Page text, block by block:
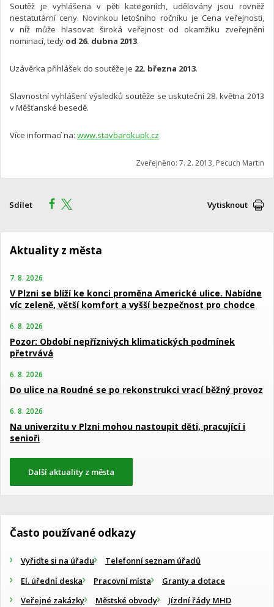
Soutěž je vyhlášena v pěti kategoriích, udělovány jsou rovněž
nestatutární ceny. Novinkou letošního ročníku je Cena veřejnosti,
v níž může hlasovat široká veřejnost od okamžiku zveřejnění
nominací, tedy od 26. dubna 2013.
Uzávěrka přihlášek do soutěže je 22. března 2013.
Slavnostní vyhlášení výsledků soutěže se uskuteční 28. května 2013
v Měšťanské besedě.
Více informací na: www.stavbarokupk.cz
Zveřejněno: 7. 2. 2013, Pecuch Martin
Sdílet Vytisknout
Aktuality z města
7. 8. 2026
V Plzni se blíží ke konci proměna Americké ulice. Nabídne
víc zeleně, větší komfort a vyšší bezpečnost pro chodce
6. 8. 2026
Pozor: Období nepříznivých klimatických podmínek
přetrvává
6. 8. 2026
Do ulice na Roudné se po rekonstrukci vrací běžný provoz
6. 8. 2026
Na univerzitu v Plzni mohou nastoupit děti, pracující i
senioři
Další aktuality z města
Často používané odkazy
Vyřiďte si na úřadu
Telefonní seznam úřadů
El. úřední deska
Pracovní místa
Granty a dotace
Veřejné zakázky
Městské obvody Jízdní řády MHD